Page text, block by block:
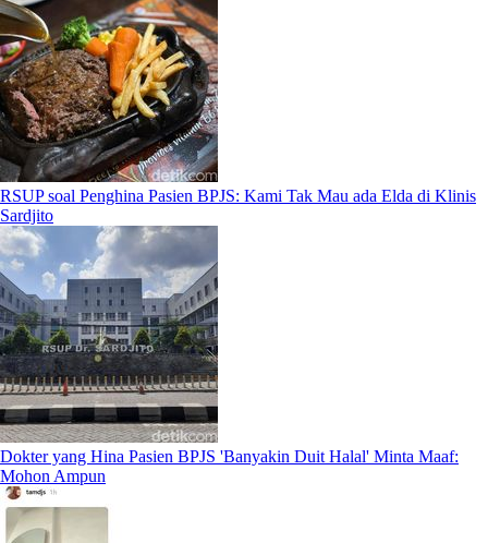
RSUP soal Penghina Pasien BPJS: Kami Tak Mau ada Elda di Klinis
Sardjito
Dokter yang Hina Pasien BPJS 'Banyakin Duit Halal' Minta Maaf:
Mohon Ampun